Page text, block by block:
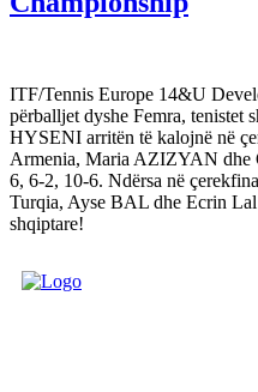
ITF/Tennis Europe 14&U
përballjet dyshe Femra,
HYSENI arritën të kalojnë në
Armenia, Maria AZIZYAN dhe
6, 6-2, 10-6. Ndërsa në
Turqia, Ayse BAL dhe Ecrin
shqiptare!